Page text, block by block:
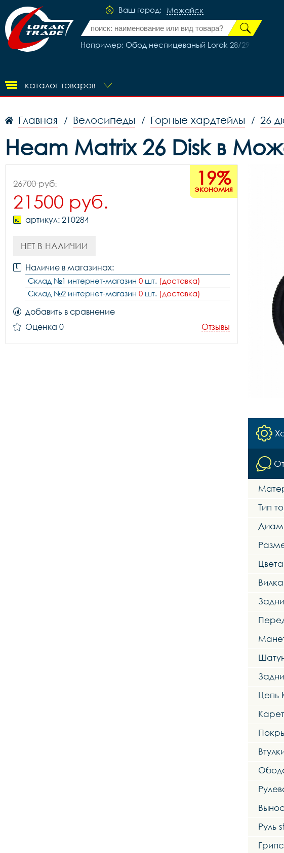
Ваш город: Можайск
Например: Обод неспицеваный Lorak 28/29 14G*36H
каталог товаров
Главная / Велосипеды / Горные хардтейлы / 26
Heam Matrix 26 Disk в
19%
экономия
26700 руб.
21500 руб.
артикул: 210284
НЕТ В НАЛИЧИИ
Наличие в магазинах:
Склад №1 интернет-магазин 0 шт. (доставка)
Склад №2 интернет-магазин 0 шт. (доставка)
добавить в сравнение
Оценка 0
Отзывы
Тип
Цепь
Руль